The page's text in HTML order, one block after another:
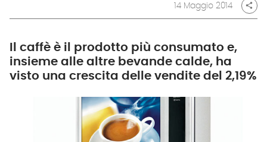
14 Maggio 2014 share
Il caffè è il prodotto più consumato e,
insieme alle altre bevande calde, ha
visto una crescita delle vendite del 2,19%